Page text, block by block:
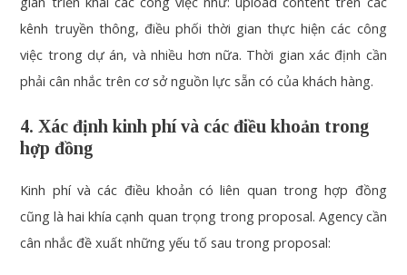
kênh truyền thông, điều phối thời gian thực hiện các công
việc trong dự án, và nhiều hơn nữa. Thời gian xác định cần
phải cân nhắc trên cơ sở nguồn lực sẵn có của khách hàng.
4. Xác định kinh phí và các điều khoản trong
hợp đồng
Kinh phí và các điều khoản có liên quan trong hợp đồng
cũng là hai khía cạnh quan trọng trong proposal. Agency cần
cân nhắc đề xuất những yếu tố sau trong proposal: